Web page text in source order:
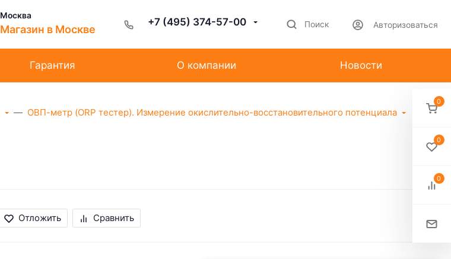
Москва
Магазин в Москве
+7 (495) 374-57-00 Поиск Авторизоваться
Гарантия О компании Новости
ОВП-метр (ORP тестер). Измерение окислительно-восстановительного потенциала
Отложить Сравнить
0
0
0